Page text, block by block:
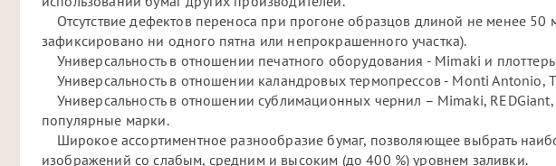
Отсутствие дефектов переноса при прогоне образцов длиной не менее
зафиксировано ни одного пятна или непрокрашенного участка).
Универсальность в отношении печатного оборудования - Mimaki и
Универсальность в отношении каландровых термопрессов - Monti Antonio,
Универсальность в отношении сублимационных чернил – Mimaki,
популярные марки.
Широкое ассортиментное разнообразие бумаг, позволяющее выбрать
изображений со слабым, средним и высоким (до 400 %) уровнем заливки.